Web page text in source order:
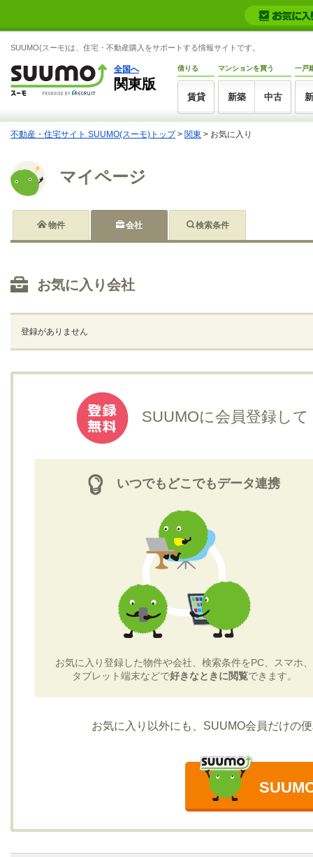
SUUMO(スーモ)は、住宅・不動産購入をサポートする情報サイトです。
全国へ
関東版
借りる
賃貸
マンションを買う
新築 中古
一戸
不動産・住宅サイト SUUMO(スーモ)トップ> 関東 > お気に入り
マイページ
物件 会社 検索条件
お気に入り会社
登録がありません
SUUMOに会員登録して
いつでもどこでもデータ連携
お気に入り登録した物件や会社、検索条件をPC、スマホ、
タブレット端末などで好きなときに閲覧できます。
お気に入り以外にも、SUUMO会員だけの